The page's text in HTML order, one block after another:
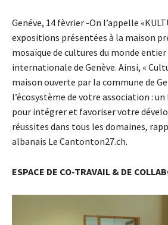
Genéve, 14 fèvrier -On l’appelle
expositions présentées à la maison
mosaïque de cultures du monde
internationale de Genève. Ainsi, «
maison ouverte par la commune de
l’écosystème de votre association :
pour intégrer et favoriser votre
réussites dans tous les domaines,
albanais Le Cantonton27.ch.
ESPACE DE CO-TRAVAIL & DE